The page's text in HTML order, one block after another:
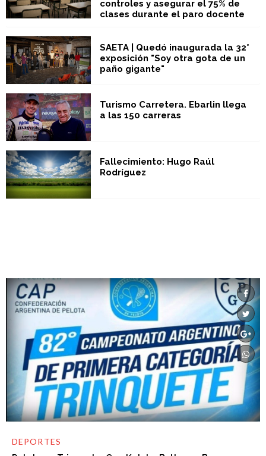
controles y asegurar el 75% de
clases durante el paro docente
SAETA | Quedó inaugurada la 32°
exposición "Soy otra gota de un
paño gigante"
Turismo Carretera. Ebarlin llega
a las 150 carreras
Fallecimiento: Hugo Raúl
Rodríguez
DEPORTES